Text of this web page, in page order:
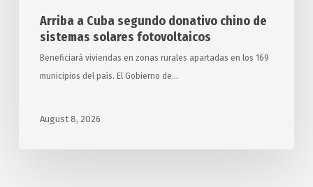
Arriba a Cuba segundo donativo chino de
sistemas solares fotovoltaicos
Beneficiará viviendas en zonas rurales apartadas en los 169
municipios del país. El Gobierno de…
August 8, 2026